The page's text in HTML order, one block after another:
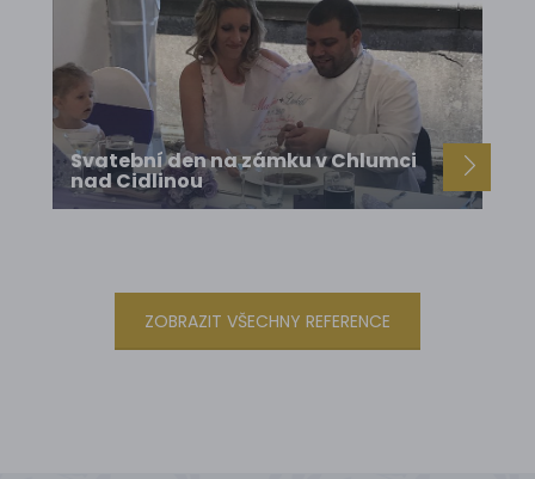
Svatební den na zámku v Chlumci
nad Cidlinou
ZOBRAZIT VŠECHNY REFERENCE